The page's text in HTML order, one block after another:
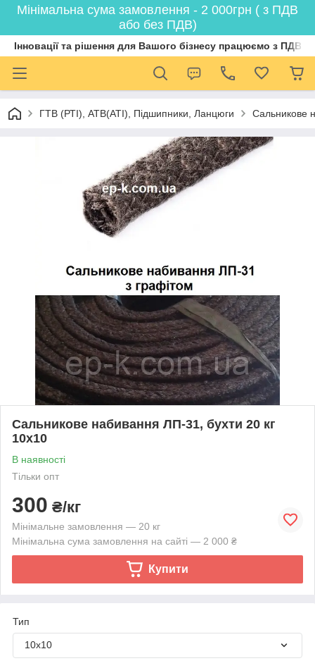
Мінімальна сума замовлення - 2 000грн ( з ПДВ
або без ПДВ)
Інновації та рішення для Вашого бізнесу працюємо з ПДВ
ГТВ (РТI), АТВ(АТI), Пiдшипники, Ланцюги Сальникове
Сальникове набивання ЛП-31, бухти 20 кг
10х10
В наявності
Тільки опт
300 ₴/кг
Мінімальне замовлення — 20 кг
Мінімальна сума замовлення на сайті — 2 000 ₴
Купити
Тип
10х10